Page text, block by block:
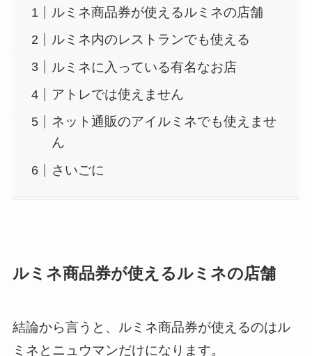
ルミネ商品券が使えるルミネの店舗
ルミネ内のレストランでも使える
ルミネに入っている有名なお店
アトレでは使えません
ネット通販のアイルミネでも使えませ
ん
さいごに
ルミネ商品券が使えるルミネの店舗
結論から言うと、ルミネ商品券が使えるのはル
ミネとニュウマンだけになります。